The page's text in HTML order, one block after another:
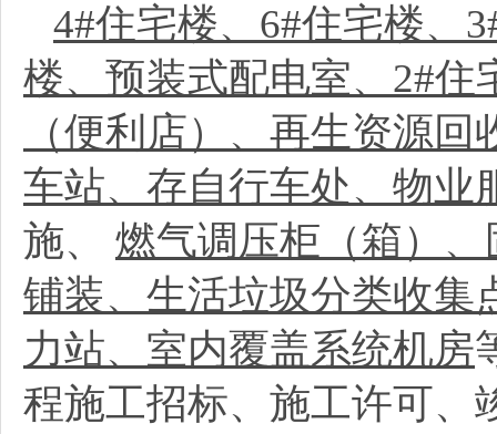
4#住宅楼、6#住宅楼、
楼、预装式配电室、2#住
（便利店）、再生资源
车站、存自行车处、物业
施、 燃气调压柜（箱）
铺装、生活垃圾分类收集
力站、室内覆盖系统机房
程施工招标、施工许可、